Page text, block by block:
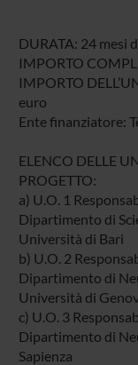
DURATA: 24 mesi
IMPORTO
IMPORTO
euro
Ente finanziatore:
ELENCO DELLE
PROGETTO:
a) U.O. 1
Dipartimento di
Università di Bari
b) U.O. 2
Dipartimento di
Università di
c) U.O. 3
Dipartimento di
Sapienza